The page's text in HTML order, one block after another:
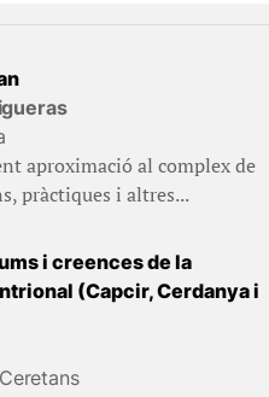
aproximació al complex de
pràctiques i altres...
i creences de la
(Capcir, Cerdanya i